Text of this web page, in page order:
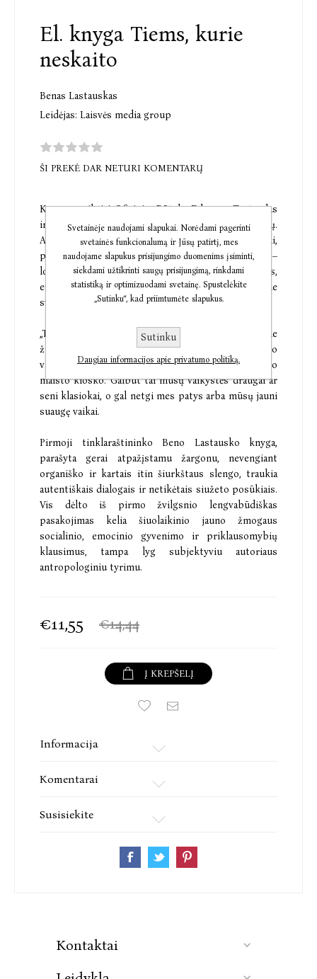
El. knyga Tiems, kurie
neskaito
Benas Lastauskas
Leidėjas: Laisvės media group
ŠI PREKĖ DAR NETURI KOMENTARŲ
Knygos veikėjai Ofisinis, Rūtelė, Edgaras, Tautvydas
ir Arina gyvena tarp aukštų didmiesčio daugiabučių.
Atsitiktinės pažintys, nepasitikėjimas savimi,
priklausomybės, lengvų sprendimų paieškos –
lošimas, alkoholis, dūmai, socialinių tinklų liūnas,
emigracija – knygos veikėjų kasdienybė. Bet visi jie
svajoja apie kitokį gyvenimą.
„Tiems, kurie neskaito“ – tai pasakojimas apie
žmones, kuriuos galime sutikti bare penktadienio
vakarą, sporto klube ar laukdami eilėje prie greitojo
maisto kiosko. Galbūt tai mūsų vaikystės draugai ar
seni klasiokai, o gal netgi mes patys arba mūsų jauni
suaugę vaikai.
Pirmoji tinklaraštininko Beno Lastausko knyga,
parašyta gerai atpažįstamu žargonu, nevengiant
organiško ir kartais itin šiurkštaus slengo, traukia
autentiškais dialogais ir netikėtais siužeto posūkiais.
Vis dėlto iš pirmo žvilgsnio lengvabūdiškas
pasakojimas kelia šiuolaikinio jauno žmogaus
socialinio, emocinio gyvenimo ir priklausomybių
klausimus, tampa lyg subjektyviu autoriaus
antropologiniu tyrimu.
€11,55 €14,44
Į KREPŠELĮ
Informacija
Komentarai
Susisiekite
Kontaktai
Svetainėje naudojami slapukai. Norėdami pagerinti
svetainės funkcionalumą ir Jūsų patirtį, mes
naudojame slapukus prisijungimo duomenims įsiminti,
siekdami užtikrinti saugų prisijungimą, rinkdami
statistiką ir optimizuodami svetainę. Spustelėkite
„Sutinku“, kad priimtumėte slapukus.
Sutinku
Daugiau informacijos apie privatumo politiką.